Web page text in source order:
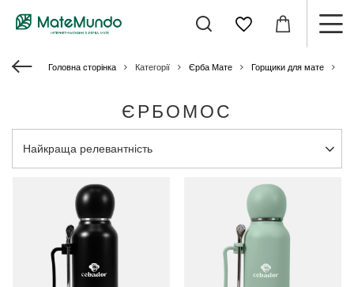
Головна сторінка Категорії Єрба Мате Горщики для мате
ЄРБОМОС
Змінити сортування
Найкраща релевантність